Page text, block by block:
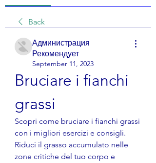
Back
Администрация
Рекомендует
September 11, 2023
Bruciare i fianchi
grassi
Scopri come bruciare i fianchi grassi
con i migliori esercizi e consigli.
Riduci il grasso accumulato nelle
zone critiche del tuo corpo e